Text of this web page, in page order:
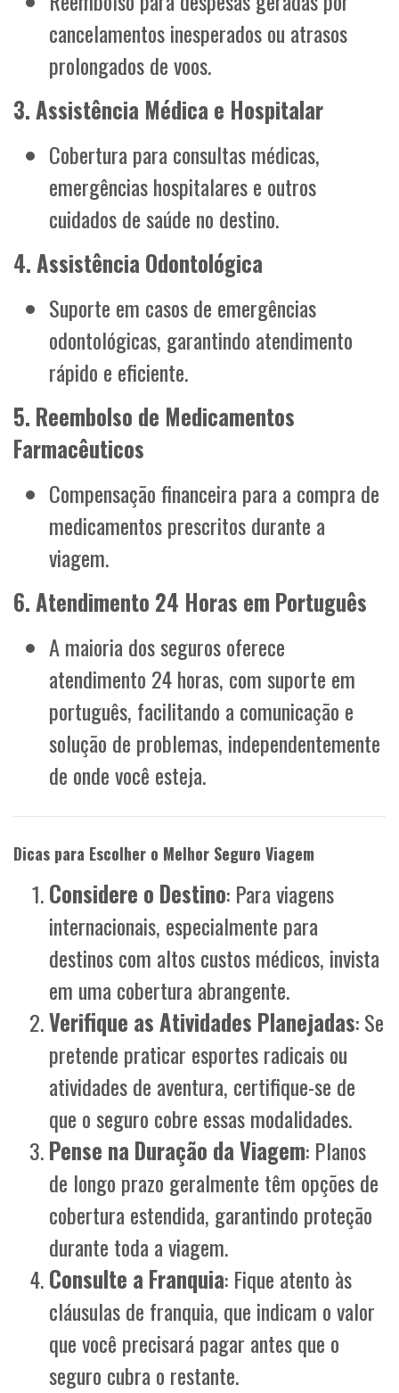
cancelamentos inesperados ou atrasos
prolongados de voos.
3. Assistência Médica e Hospitalar
Cobertura para consultas médicas,
emergências hospitalares e outros
cuidados de saúde no destino.
4. Assistência Odontológica
Suporte em casos de emergências
odontológicas, garantindo atendimento
rápido e eficiente.
5. Reembolso de Medicamentos
Farmacêuticos
Compensação financeira para a compra de
medicamentos prescritos durante a
viagem.
6. Atendimento 24 Horas em Português
A maioria dos seguros oferece
atendimento 24 horas, com suporte em
português, facilitando a comunicação e
solução de problemas, independentemente
de onde você esteja.
Dicas para Escolher o Melhor Seguro Viagem
Considere o Destino: Para viagens
internacionais, especialmente para
destinos com altos custos médicos, invista
em uma cobertura abrangente.
Verifique as Atividades Planejadas: Se
pretende praticar esportes radicais ou
atividades de aventura, certifique-se de
que o seguro cobre essas modalidades.
Pense na Duração da Viagem: Planos
de longo prazo geralmente têm opções de
cobertura estendida, garantindo proteção
durante toda a viagem.
Consulte a Franquia: Fique atento às
cláusulas de franquia, que indicam o valor
que você precisará pagar antes que o
seguro cubra o restante.